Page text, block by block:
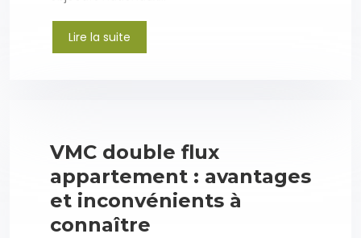
Lire la suite
VMC double flux
appartement : avantages
et inconvénients à
connaître